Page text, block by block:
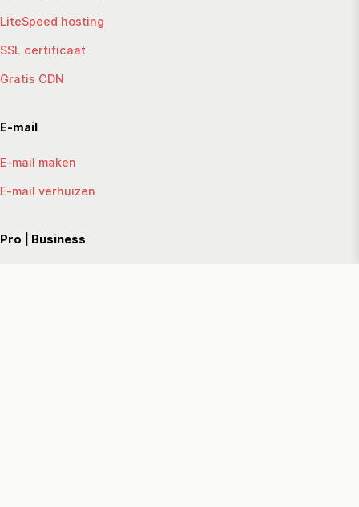
LiteSpeed hosting
SSL certificaat
Gratis CDN
E-mail
E-mail maken
E-mail verhuizen
Pro | Business